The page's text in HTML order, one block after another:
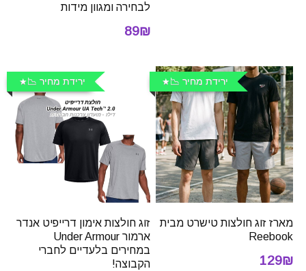
לבחירה ומגוון מידות
89₪
ירידת מחיר 📉
מארז זוג חולצות טישרט מבית
Reebook
129₪
ירידת מחיר 📉
זוג חולצות אימון דרייפיט אנדר
ארמור Under Armour
במחירים בלעדיים לחברי
הקבוצה!